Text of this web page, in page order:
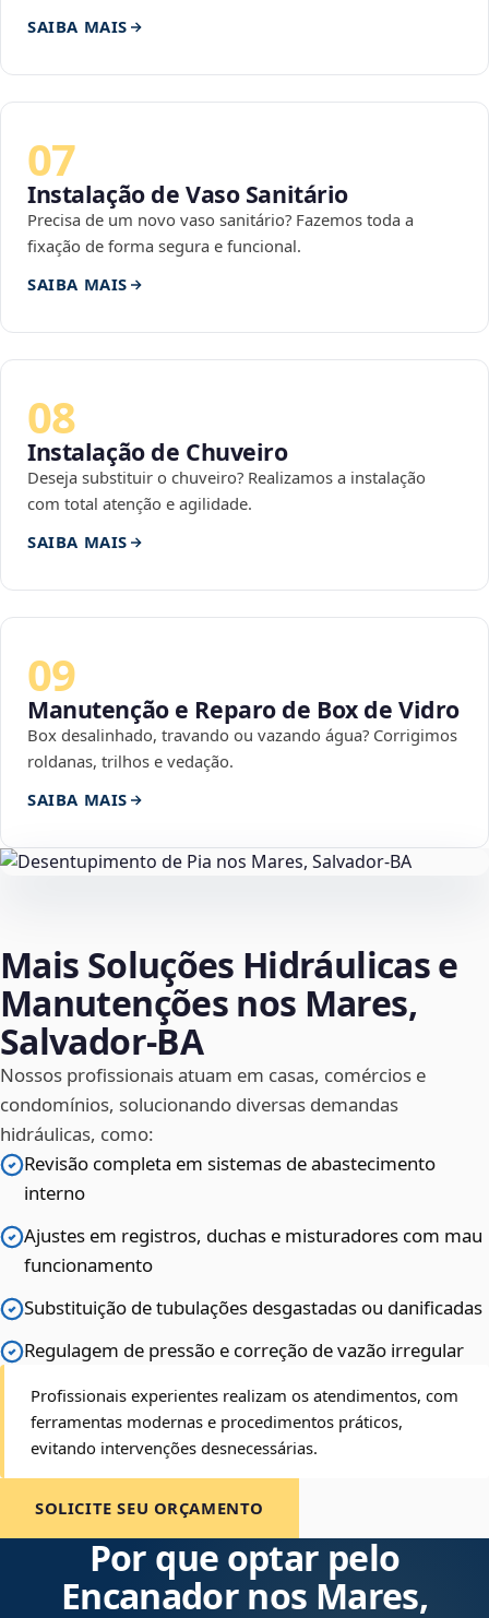
SAIBA MAIS
07
Instalação de Vaso Sanitário
Precisa de um novo vaso sanitário? Fazemos toda a
fixação de forma segura e funcional.
SAIBA MAIS
08
Instalação de Chuveiro
Deseja substituir o chuveiro? Realizamos a instalação
com total atenção e agilidade.
SAIBA MAIS
09
Manutenção e Reparo de Box de Vidro
Box desalinhado, travando ou vazando água? Corrigimos
roldanas, trilhos e vedação.
SAIBA MAIS
Mais Soluções Hidráulicas e
Manutenções nos Mares,
Salvador‑BA
Nossos profissionais atuam em casas, comércios e
condomínios, solucionando diversas demandas
hidráulicas, como:
Revisão completa em sistemas de abastecimento
interno
Ajustes em registros, duchas e misturadores com mau
funcionamento
Substituição de tubulações desgastadas ou danificadas
Regulagem de pressão e correção de vazão irregular
Profissionais experientes realizam os atendimentos, com
ferramentas modernas e procedimentos práticos,
evitando intervenções desnecessárias.
SOLICITE SEU ORÇAMENTO
Por que optar pelo
Encanador nos Mares,